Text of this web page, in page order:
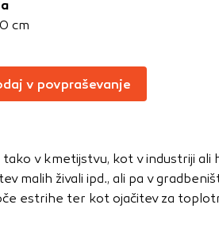
cm
v povpraševanje
v kmetijstvu, kot v industriji ali
malih živali ipd., ali pa v
estrihe ter kot ojačitev za
izklopiti.
na primer
da brskalnik
mesta ne bodo
najmanj